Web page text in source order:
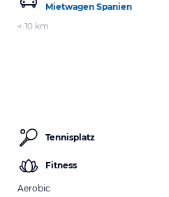
Mietwagen Spanien
< 10 km
Tennisplatz
Fitness
Aerobic